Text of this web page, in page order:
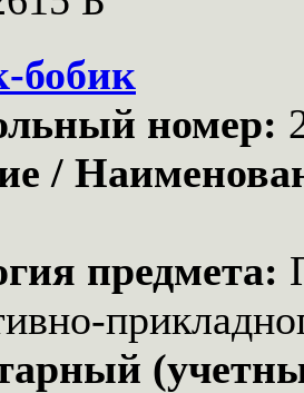
бобик
номер:
/
предмета: